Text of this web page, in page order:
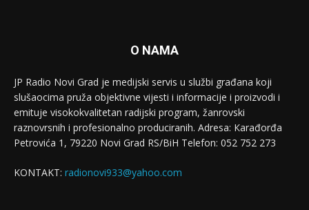
O NAMA
JP Radio Novi Grad je medijski servis u službi građana koji
slušaocima pruža objektivne vijesti i informacije i proizvodi i
emituje visokokvalitetan radijski program, žanrovski
raznovrsnih i profesionalno produciranih. Adresa: Кarađorđa
Petrovića 1, 79220 Novi Grad RS/BiH Telefon: 052 752 273
KONTAKT: radionovi933@yahoo.com